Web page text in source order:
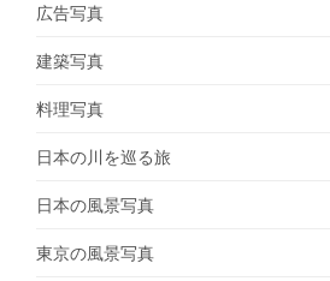
広告写真
建築写真
料理写真
日本の川を巡る旅
日本の風景写真
東京の風景写真